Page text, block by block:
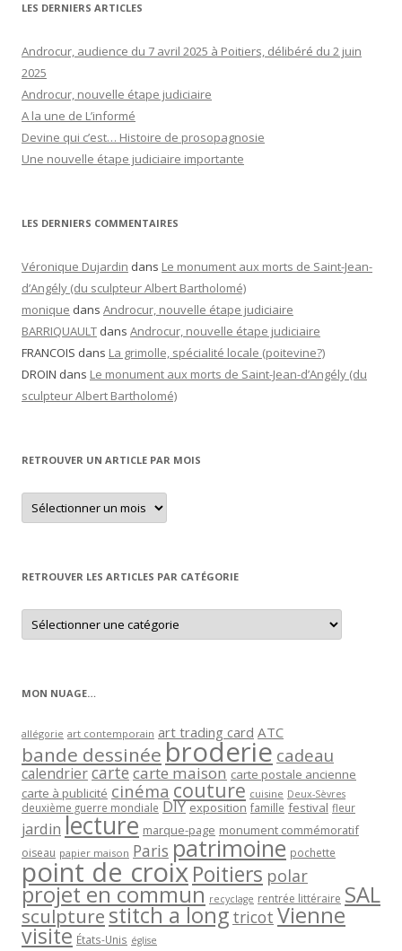
LES DERNIERS ARTICLES
Androcur, audience du 7 avril 2025 à Poitiers, délibéré du 2 juin
2025
Androcur, nouvelle étape judiciaire
A la une de L’informé
Devine qui c’est… Histoire de prosopagnosie
Une nouvelle étape judiciaire importante
LES DERNIERS COMMENTAIRES
Véronique Dujardin dans Le monument aux morts de Saint-Jean-
d’Angély (du sculpteur Albert Bartholomé)
monique dans Androcur, nouvelle étape judiciaire
BARRIQUAULT dans Androcur, nouvelle étape judiciaire
FRANCOIS dans La grimolle, spécialité locale (poitevine?)
DROIN dans Le monument aux morts de Saint-Jean-d’Angély (du
sculpteur Albert Bartholomé)
RETROUVER UN ARTICLE PAR MOIS
Retrouver
un
article
RETROUVER LES ARTICLES PAR CATÉGORIE
Retrouver
les
articles
MON NUAGE…
allégorie art contemporain art trading card ATC
bande dessinée broderie cadeau
calendriercartecarte maison carte postale ancienne
carte à publicité cinéma couture cuisine Deux-Sèvres
deuxième guerre mondiale DIY exposition famille festival fleur
jardin lecture marque-page monument commémoratif
oiseau papier maison Paris patrimoine pochette
point de croixPoitiers polar
projet en commun recyclage rentrée littéraire SAL
sculpturestitch a long tricot Vienne
visite États-Unis église